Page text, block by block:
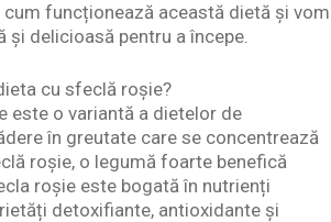
funcționează această dietă și vom
și delicioasă pentru a începe.
cu sfeclă roșie?
este o variantă a dietelor de
în greutate care se concentrează
roșie, o legumă foarte benefică
roșie este bogată în nutrienți
detoxifiante, antioxidante și